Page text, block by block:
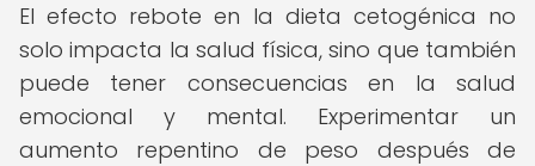
El efecto rebote en la dieta cetogénica no
solo impacta la salud física, sino que también
puede tener consecuencias en la salud
emocional y mental. Experimentar un
aumento repentino de peso después de